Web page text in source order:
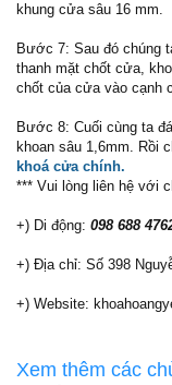
khung cửa sâu 16 mm.
Bước 7: Sau đó chúng
thanh mặt chốt cửa,
chốt của cửa vào cạnh
Bước 8: Cuối cùng ta
khoan sâu 1,6mm. Rồi
khoá cửa chính.
*** Vui lòng liên hệ với
+) Di động: 098 688
+) Địa chỉ: Số 398
+) Website:
Xem thêm các